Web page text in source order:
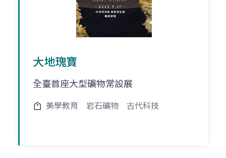
大地瑰寶
全臺首座大型礦物常設展
美學教育 岩石礦物 古代科技